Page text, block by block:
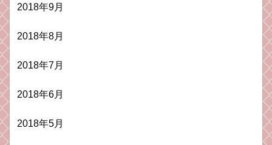
2018年9月
2018年8月
2018年7月
2018年6月
2018年5月